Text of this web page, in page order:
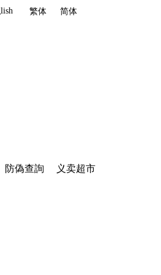
繁体 简体
防偽查詢 义卖超市